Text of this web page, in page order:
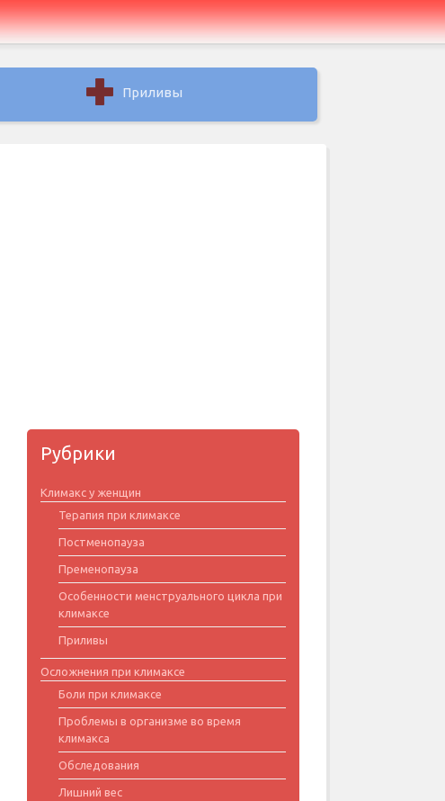
Приливы
Рубрики
Климакс у женщин
Терапия при климаксе
Постменопауза
Пременопауза
Особенности менструального цикла при
климаксе
Приливы
Осложнения при климаксе
Боли при климаксе
Проблемы в организме во время
климакса
Обследования
Лишний вес